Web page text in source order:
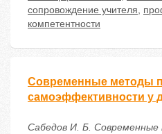
сопровождение учителя,
компетентности
Современные методы
самоэффективности у
Сабедов И. Б.